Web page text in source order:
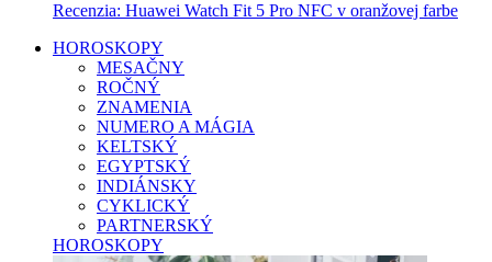
Recenzia: Huawei Watch Fit 5 Pro NFC v oranžovej farbe
HOROSKOPY
MESAČNY
ROČNÝ
ZNAMENIA
NUMERO A MÁGIA
KELTSKÝ
EGYPTSKÝ
INDIÁNSKY
CYKLICKÝ
PARTNERSKÝ
HOROSKOPY